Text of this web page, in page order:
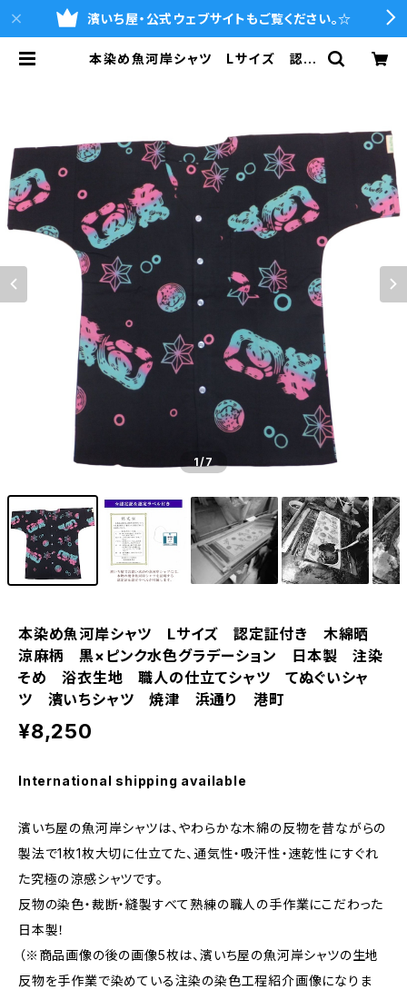
濱いち屋・公式ウェブサイトもご覧ください。☆
本染め魚河岸シャツ Lサイズ 認定
焼津 浜通り 港町 | 魚河岸シャツ
の濱いち屋・通販サイト
1/7
本染め魚河岸シャツ Lサイズ 認定証付き 木綿晒
涼麻柄 黒×ピンク水色グラデーション 日本製 注染
そめ 浴衣生地 職人の仕立てシャツ てぬぐいシャ
ツ 濱いちシャツ 焼津 浜通り 港町
¥8,250
International shipping available
濱いち屋の魚河岸シャツは、やわらかな木綿の反物を昔ながらの
製法で1枚1枚大切に仕立てた、通気性・吸汗性・速乾性にすぐれ
た究極の涼感シャツです。
反物の染色・裁断・縫製すべて熟練の職人の手作業にこだわった
日本製！
（※商品画像の後の画像5枚は、濱いち屋の魚河岸シャツの生地
反物を手作業で染めている注染の染色工程紹介画像になりま